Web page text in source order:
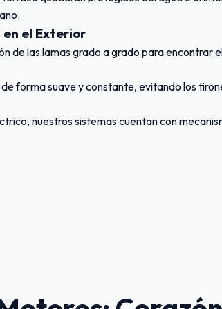
el Exterior
de las lamas grado a grado para
forma suave y constante, evitando los
nuestros sistemas cuentan con